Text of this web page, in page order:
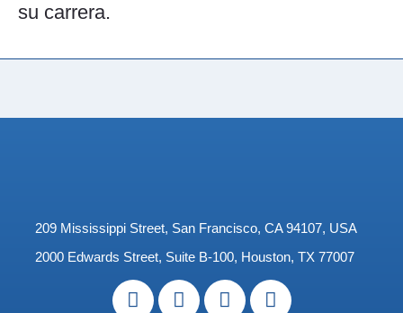
su carrera.
209 Mississippi Street, San Francisco, CA 94107, USA
2000 Edwards Street, Suite B-100, Houston, TX 77007